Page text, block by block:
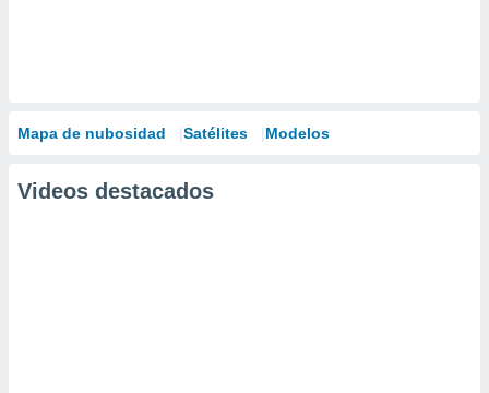
Mapa de nubosidad Satélites Modelos
Videos destacados